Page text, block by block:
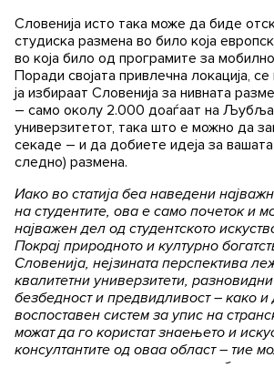
Словенија исто така може да биде
студиска размена во било која
во која било од програмите за
Поради својата привлечна локација,
ја избираат Словенија за нивната
– само околу 2.000 доаѓаат на
универзитетот, така што е можно да
секаде – и да добиете идеја за
следно) размена.
Иако во статија беа наведени
на студентите, ова е само почеток и
најважен дел од студентското
Покрај природното и културно
Словенија, нејзината перспектива
квалитетни универзитети,
безбедност и предвидливост – како и
воспоставен систем за упис на
можат да го користат знаењето и
консултантите од оваа област – тие
за подготовка на целата потребна